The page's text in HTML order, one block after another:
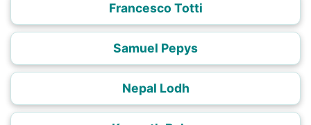
Francesco Totti
Samuel Pepys
Nepal Lodh